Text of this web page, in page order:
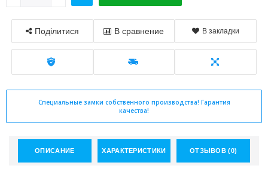
Поділитися В сравнение В закладки
Специальные замки собственного производства! Гарантия
качества!
ОПИСАНИЕ ХАРАКТЕРИСТИКИ ОТЗЫВОВ (0)